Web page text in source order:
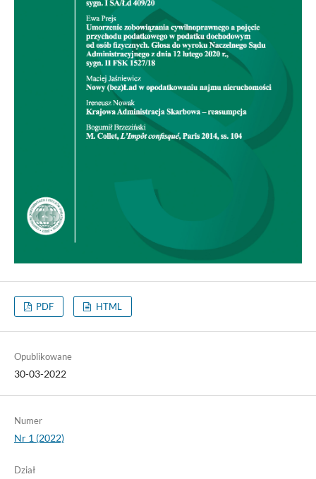
PDF HTML
Opublikowane
30-03-2022
Numer
Nr 1 (2022)
Dział